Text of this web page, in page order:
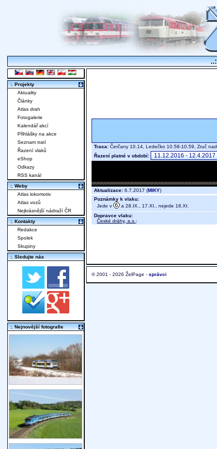
Trasa: Čerčany 10.14, Ledečko 10.58-10.59, Zruč
Řazení platné v období:
Aktualizace: 6.7.2017 (MIKY)
Poznámky k vlaku:
Jede v
a 28.IX., 17.XI., nejede 18.XI.
Dopravce vlaku:
České dráhy, a.s. ;
© 2001 - 2026 ŽelPage - správci
:. Projekty
Aktuality
Články
Atlas drah
Fotogalerie
Kalendář akcí
Přihlášky na akce
Seznam tratí
Řazení vlaků
eShop
Odkazy
RSS kanál
:. Weby
Atlas lokomotiv
Atlas vozů
Nejkrásnější nádraží ČR
:. Kontakty
Redakce
Spolek
Skupiny
:. Sledujte nás
:. Nejnovější fotografie